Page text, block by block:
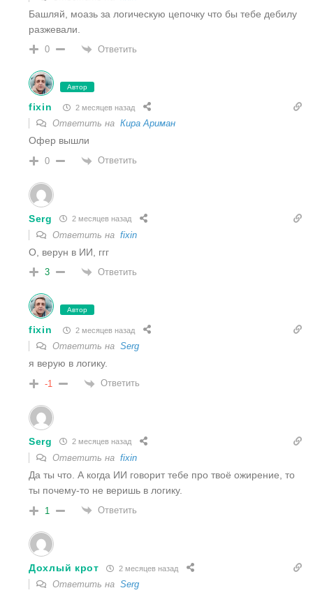
Башляй, моазь за логическую цепочку что бы тебе дебилу
разжевали.
0 Ответить
Автор
fixin 2 месяцев назад
Ответить на Кира Ариман
Офер вышли
0 Ответить
Serg 2 месяцев назад
Ответить на fixin
О, верун в ИИ, ггг
3 Ответить
Автор
fixin 2 месяцев назад
Ответить на Serg
я верую в логику.
-1 Ответить
Serg 2 месяцев назад
Ответить на fixin
Да ты что. А когда ИИ говорит тебе про твоë ожирение, то
ты почему-то не веришь в логику.
1 Ответить
Дохлый крот 2 месяцев назад
Ответить на Serg